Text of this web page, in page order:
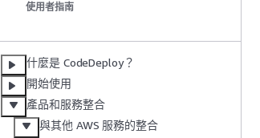
使用者指南
什麼是 CodeDeploy？
開始使用
產品和服務整合
與其他 AWS 服務的整合